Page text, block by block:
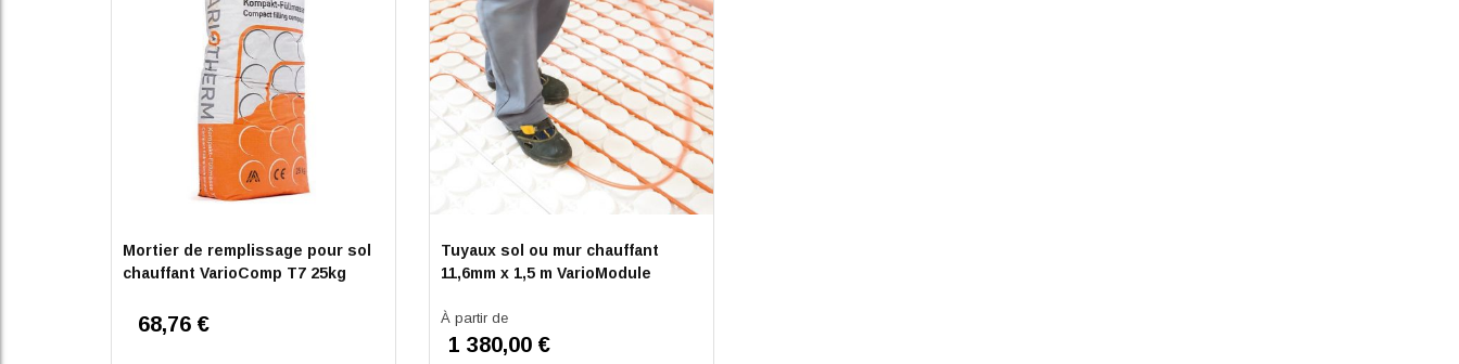
Mortier de remplissage pour sol
chauffant VarioComp T7 25kg
68,76 €
Tuyaux sol ou mur chauffant
11,6mm x 1,5 m VarioModule
À partir de
1 380,00 €